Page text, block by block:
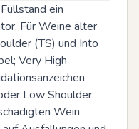
ein
Für Weine älter
(TS) und Into
Very High
Low Shoulder
Wein